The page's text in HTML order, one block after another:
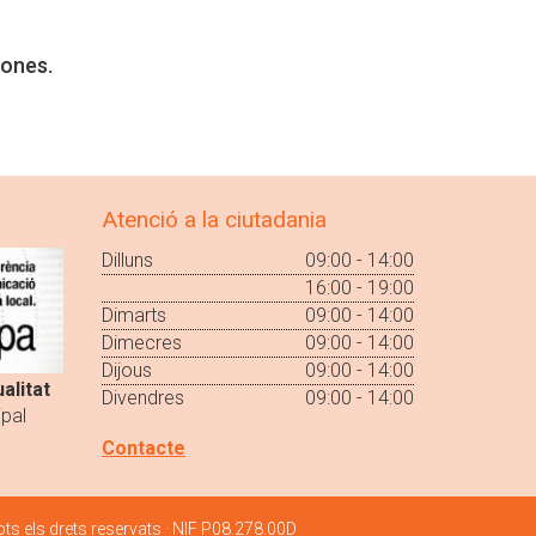
Atenció a la ciutadania
Dilluns
09:00 - 14:00
16:00 - 19:00
Dimarts
09:00 - 14:00
Dimecres
09:00 - 14:00
Dijous
09:00 - 14:00
Divendres
09:00 - 14:00
Contacte
els drets reservats · NIF P08.278.00D